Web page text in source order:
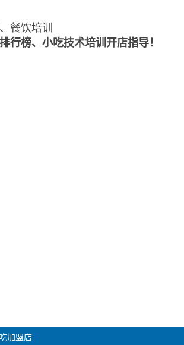
餐饮培训
行榜、小吃技术培训开店指导！
加盟店